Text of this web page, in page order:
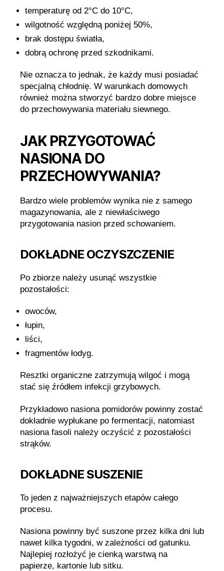
temperaturę od 2°C do 10°C,
wilgotność względną poniżej 50%,
brak dostępu światła,
dobrą ochronę przed szkodnikami.
Nie oznacza to jednak, że każdy musi posiadać
specjalną chłodnię. W warunkach domowych
również można stworzyć bardzo dobre miejsce
do przechowywania materiału siewnego.
JAK PRZYGOTOWAĆ
NASIONA DO
PRZECHOWYWANIA?
Bardzo wiele problemów wynika nie z samego
magazynowania, ale z niewłaściwego
przygotowania nasion przed schowaniem.
DOKŁADNE OCZYSZCZENIE
Po zbiorze należy usunąć wszystkie
pozostałości:
owoców,
łupin,
liści,
fragmentów łodyg.
Resztki organiczne zatrzymują wilgoć i mogą
stać się źródłem infekcji grzybowych.
Przykładowo nasiona pomidorów powinny zostać
dokładnie wypłukane po fermentacji, natomiast
nasiona fasoli należy oczyścić z pozostałości
strąków.
DOKŁADNE SUSZENIE
To jeden z najważniejszych etapów całego
procesu.
Nasiona powinny być suszone przez kilka dni lub
nawet kilka tygodni, w zależności od gatunku.
Najlepiej rozłożyć je cienką warstwą na
papierze, kartonie lub sitku.